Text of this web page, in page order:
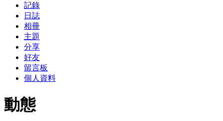
記錄
日誌
相冊
主題
分享
好友
留言板
個人資料
動態